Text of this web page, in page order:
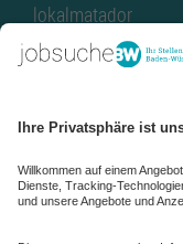
lokalmatador
kaufinBW
NussbaumID
Nussbaum Medien